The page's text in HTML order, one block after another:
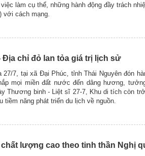
làm cụ thể, những hành động đầy trách
với cách mạng.
Địa chỉ đỏ lan tỏa giá trị lịch sử
7, tại xã Đại Phúc, tỉnh Thái Nguyên đón
mọi miền đất nước đến dâng hương,
Thương binh - Liệt sĩ 27-7, Khu di tích còn
tiềm năng phát triển du lịch về nguồn.
lượng cao theo tinh thần Nghị